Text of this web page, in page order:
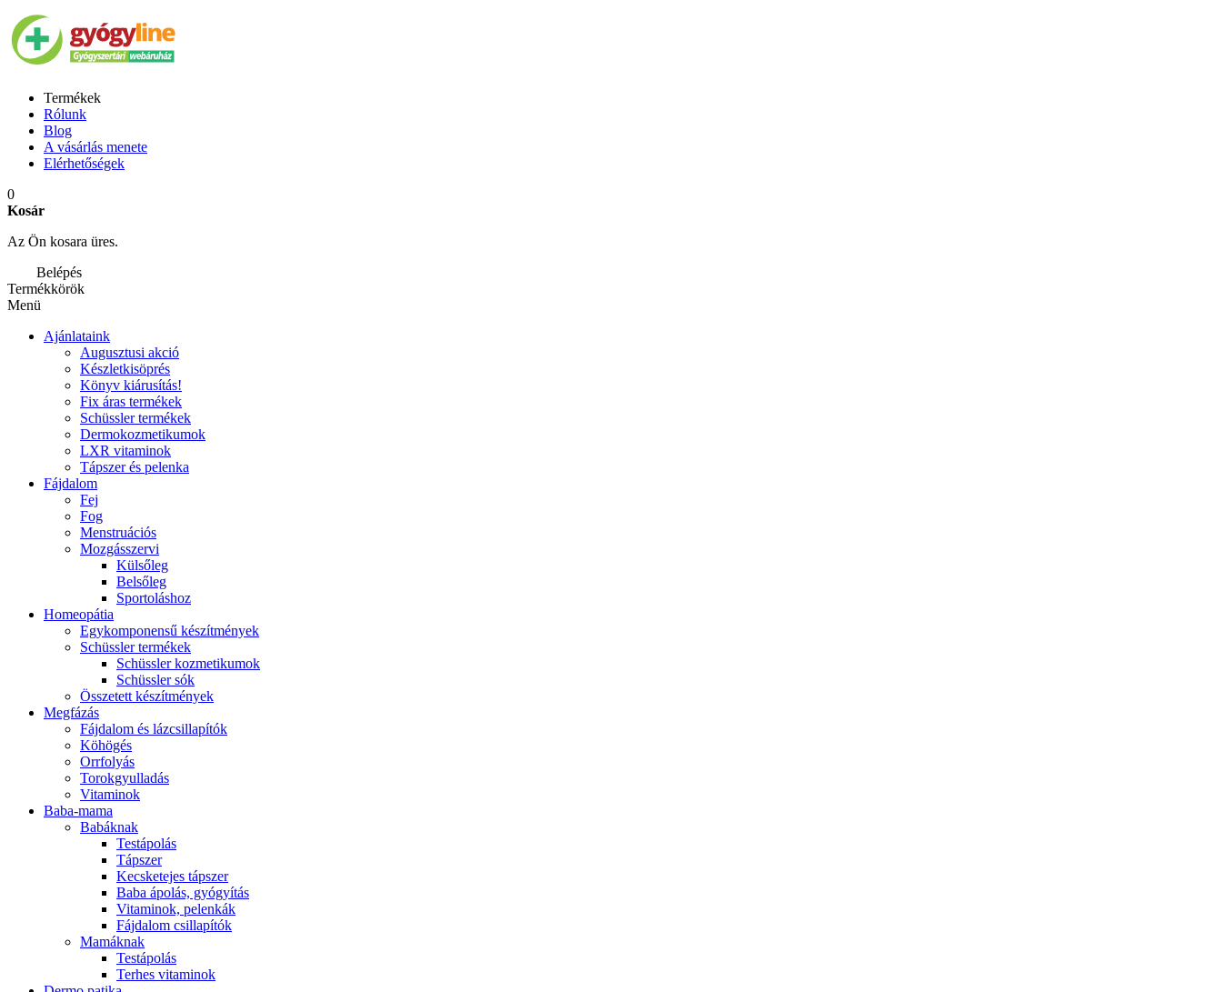
Termékek
Rólunk
Blog
A vásárlás menete
Elérhetőségek
0
Kosár
Az Ön kosara üres.
Belépés
Termékkörök
Menü
Ajánlataink
Augusztusi akció
Készletkisöprés
Könyv kiárusítás!
Fix áras termékek
Schüssler termékek
Dermokozmetikumok
LXR vitaminok
Tápszer és pelenka
Fájdalom
Fej
Fog
Menstruációs
Mozgásszervi
Külsőleg
Belsőleg
Sportoláshoz
Homeopátia
Egykomponensű készítmények
Schüssler termékek
Schüssler kozmetikumok
Schüssler sók
Összetett készítmények
Megfázás
Fájdalom és lázcsillapítók
Köhögés
Orrfolyás
Torokgyulladás
Vitaminok
Baba-mama
Babáknak
Testápolás
Tápszer
Kecsketejes tápszer
Baba ápolás, gyógyítás
Vitaminok, pelenkák
Fájdalom csillapítók
Mamáknak
Testápolás
Terhes vitaminok